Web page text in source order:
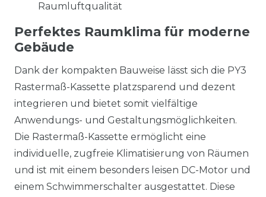
Raumluftqualität
Perfektes Raumklima für moderne
Gebäude
Dank der kompakten Bauweise lässt sich die PY3
Rastermaß-Kassette platzsparend und dezent
integrieren und bietet somit vielfältige
Anwendungs- und Gestaltungsmöglichkeiten.
Die Rastermaß-Kassette ermöglicht eine
individuelle, zugfreie Klimatisierung von Räumen
und ist mit einem besonders leisen DC-Motor und
einem Schwimmerschalter ausgestattet. Diese